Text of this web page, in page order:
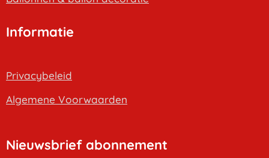
Informatie
Privacybeleid
Algemene Voorwaarden
Nieuwsbrief abonnement